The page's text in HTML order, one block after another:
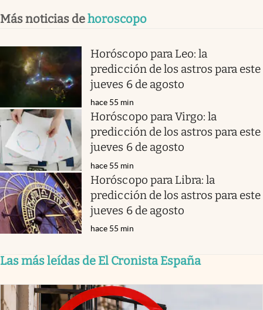
Más noticias dehoroscopo
Horóscopo para Leo: la
predicción de los astros para este
jueves 6 de agosto
hace 55 min
Horóscopo para Virgo: la
predicción de los astros para este
jueves 6 de agosto
hace 55 min
Horóscopo para Libra: la
predicción de los astros para este
jueves 6 de agosto
hace 55 min
Las más leídas de El Cronista España